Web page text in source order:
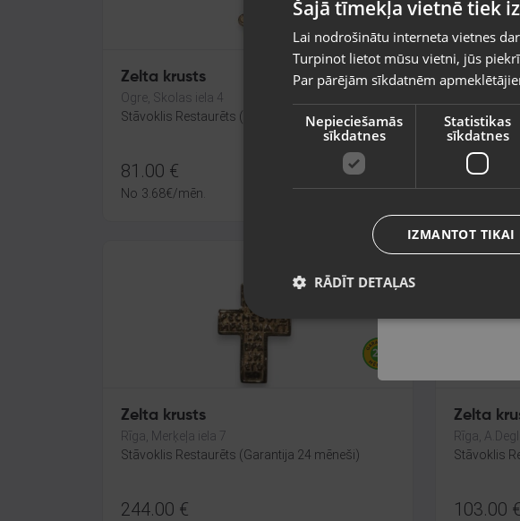
Zelta krusts
Ogre, Skolas iela 4
Stāvoklis Restaurēts (Garantija 24 mēneši)
81.00 €
No 3.68€/mēn.
Zelts
Stāvoklis
716.00
No 32.55€/
Zelta krusts
Rīga, Merķeļa iela 7
Stāvoklis Restaurēts (Garantija 24 mēneši)
244.00 €
Zelta
Rīga,
Stāvoklis
103.00 €
valsti
Vietnes
Valsts
Valoda
Šajā tīmekļa vietnē tiek
Lai nodrošinātu interneta vietnes
Turpinot lietot mūsu vietni, jūs
Par pārējām sīkdatnēm
Nepieciešamās
sīkdatnes
Statistikas
sīkdatnes
IZMANTOT TIKAI
RĀDĪT DETAĻAS